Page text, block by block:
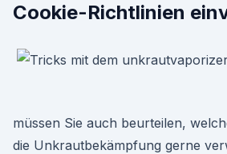
Cookie-Richtlinien
müssen Sie auch beurteilen,
die Unkrautbekämpfung gerne